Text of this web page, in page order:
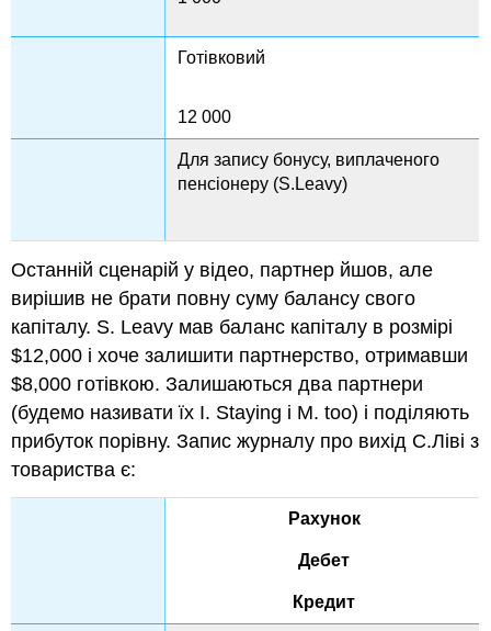
Готівковий
12 000
Для запису бонусу, виплаченого
пенсіонеру (S.Leavy)
Останній сценарій у відео, партнер йшов, але
вирішив не брати повну суму балансу свого
капіталу. S. Leavy мав баланс капіталу в розмірі
$12,000 і хоче залишити партнерство, отримавши
$8,000 готівкою. Залишаються два партнери
(будемо називати їх I. Staying і M. too) і поділяють
прибуток порівну. Запис журналу про вихід С.Ліві з
товариства є:
Рахунок
Дебет
Кредит